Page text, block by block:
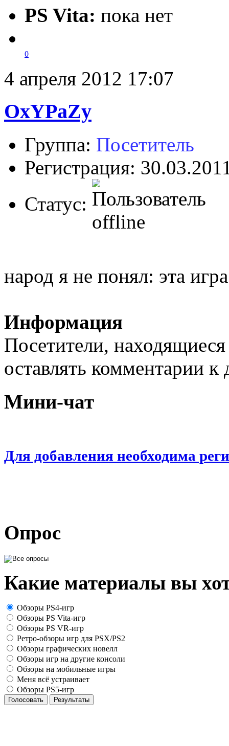
PS Vita: пока нет
0
4 апреля 2012 17:07
OxYPaZy
Группа: Посетитель
Регистрация:
Статус:
народ я не понял: эта
Информация
Посетители,
оставлять комментарии
Мини-чат
Для добавления необходима
Опрос
Какие материалы вы
Обзоры PS4-игр
Обзоры PS Vita-игр
Обзоры PS VR-игр
Ретро-обзоры игр для PSX/PS2
Обзоры графических новелл
Обзоры игр на другие консоли
Обзоры на мобильные игры
Меня всё устраивает
Обзоры PS5-игр
Голосовать Результаты